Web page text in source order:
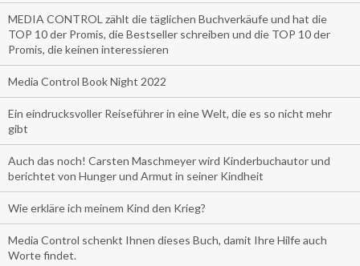
MEDIA CONTROL zählt die täglichen Buchverkäufe und hat die
TOP 10 der Promis, die Bestseller schreiben und die TOP 10 der
Promis, die keinen interessieren
Media Control Book Night 2022
Ein eindrucksvoller Reiseführer in eine Welt, die es so nicht mehr
gibt
Auch das noch! Carsten Maschmeyer wird Kinderbuchautor und
berichtet von Hunger und Armut in seiner Kindheit
Wie erkläre ich meinem Kind den Krieg?
Media Control schenkt Ihnen dieses Buch, damit Ihre Hilfe auch
Worte findet.